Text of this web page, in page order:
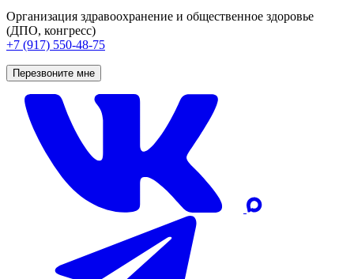
Организация здравоохранение и общественное здоровье
(ДПО, конгресс)
+7 (917) 550-48-75
Перезвоните мне